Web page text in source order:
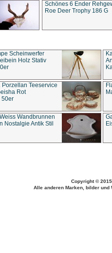
Schönes 6 Ender
Roe Deer Trophy 186 G
Scheinwerfer
Holz Stativ
Teeservice
Rot
50er
Wandbrunnen
Nostalgie Antik Stil
Copyright ©
Alle anderen Marken, bilder und